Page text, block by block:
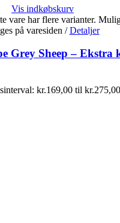
Vis indkøbskurv
vare har flere varianter.
på varesiden / Detaljer
Grey Sheep – Ekstra
kr.169,00 til kr.275,00